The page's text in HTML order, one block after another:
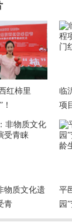
红柿里
临
项
物质文化遗
青
平
园